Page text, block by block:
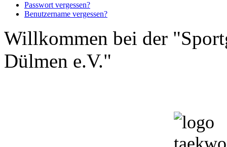
Passwort vergessen?
Benutzername vergessen?
Willkommen bei der
Dülmen e.V."